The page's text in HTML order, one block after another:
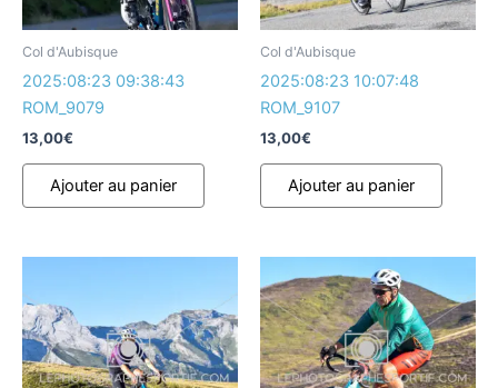
Col d'Aubisque
2025:08:23 09:38:43
ROM_9079
13,00€
Ajouter au panier
Col d'Aubisque
2025:08:23 10:07:48
ROM_9107
13,00€
Ajouter au panier